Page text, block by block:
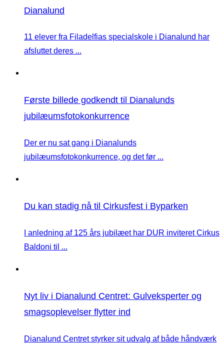
Dianalund
11 elever fra Filadelfias specialskole i Dianalund har
afsluttet deres ...
Første billede godkendt til Dianalunds
jubilæumsfotokonkurrence
Der er nu sat gang i Dianalunds
jubilæumsfotokonkurrence, og det før ...
Du kan stadig nå til Cirkusfest i Byparken
I anledning af 125 års jubilæet har DUR inviteret Cirkus
Baldoni til ...
Nyt liv i Dianalund Centret: Gulveksperter og
smagsoplevelser flytter ind
Dianalund Centret styrker sit udvalg af både håndværk